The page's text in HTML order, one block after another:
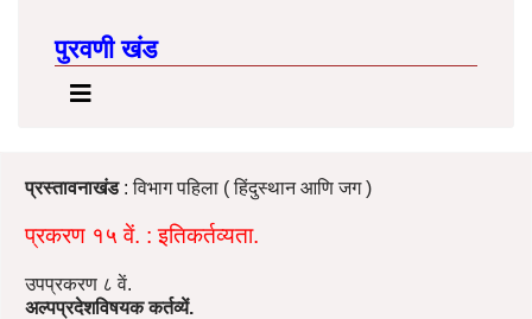
पुरवणी खंड
प्रस्तावनाखंड: विभाग पहिला ( हिंदुस्थान आणि जग )
प्रकरण १५ वें. : इतिकर्तव्यता.
उपप्रकरण ८ वें.
अल्पप्रदेशविषयक कर्तव्यें.